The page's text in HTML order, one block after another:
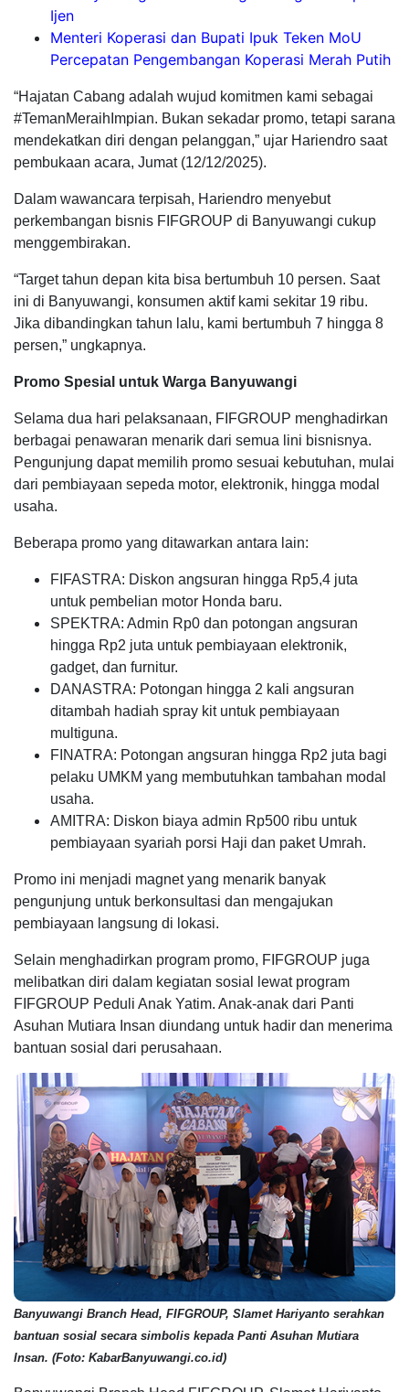
Ijen
Menteri Koperasi dan Bupati Ipuk Teken MoU
Percepatan Pengembangan Koperasi Merah Putih
“Hajatan Cabang adalah wujud komitmen kami sebagai
#TemanMeraihImpian. Bukan sekadar promo, tetapi sarana
mendekatkan diri dengan pelanggan,” ujar Hariendro saat
pembukaan acara, Jumat (12/12/2025).
Dalam wawancara terpisah, Hariendro menyebut
perkembangan bisnis FIFGROUP di Banyuwangi cukup
menggembirakan.
“Target tahun depan kita bisa bertumbuh 10 persen. Saat
ini di Banyuwangi, konsumen aktif kami sekitar 19 ribu.
Jika dibandingkan tahun lalu, kami bertumbuh 7 hingga 8
persen,” ungkapnya.
Promo Spesial untuk Warga Banyuwangi
Selama dua hari pelaksanaan, FIFGROUP menghadirkan
berbagai penawaran menarik dari semua lini bisnisnya.
Pengunjung dapat memilih promo sesuai kebutuhan, mulai
dari pembiayaan sepeda motor, elektronik, hingga modal
usaha.
Beberapa promo yang ditawarkan antara lain:
FIFASTRA: Diskon angsuran hingga Rp5,4 juta
untuk pembelian motor Honda baru.
SPEKTRA: Admin Rp0 dan potongan angsuran
hingga Rp2 juta untuk pembiayaan elektronik,
gadget, dan furnitur.
DANASTRA: Potongan hingga 2 kali angsuran
ditambah hadiah spray kit untuk pembiayaan
multiguna.
FINATRA: Potongan angsuran hingga Rp2 juta bagi
pelaku UMKM yang membutuhkan tambahan modal
usaha.
AMITRA: Diskon biaya admin Rp500 ribu untuk
pembiayaan syariah porsi Haji dan paket Umrah.
Promo ini menjadi magnet yang menarik banyak
pengunjung untuk berkonsultasi dan mengajukan
pembiayaan langsung di lokasi.
Selain menghadirkan program promo, FIFGROUP juga
melibatkan diri dalam kegiatan sosial lewat program
FIFGROUP Peduli Anak Yatim. Anak-anak dari Panti
Asuhan Mutiara Insan diundang untuk hadir dan menerima
bantuan sosial dari perusahaan.
Banyuwangi Branch Head, FIFGROUP, Slamet Hariyanto serahkan
bantuan sosial secara simbolis kepada Panti Asuhan Mutiara
Insan. (Foto: KabarBanyuwangi.co.id)